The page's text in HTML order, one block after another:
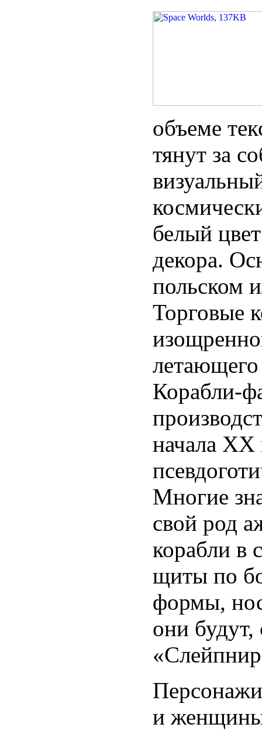
объеме
тянут за
белый
декора.
польском
Торговые
Корабли-
начала XX
Многие
свой род
корабли в
щиты по
формы,
они будут,
и женщины